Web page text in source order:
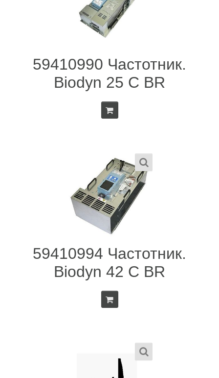
59410990 Частотник.
Biodyn 25 C BR
59410994 Частотник.
Biodyn 42 C BR